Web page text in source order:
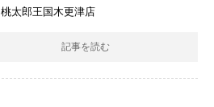
桃太郎王国木更津店
記事を読む